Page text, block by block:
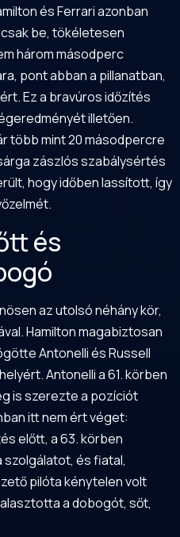
és Ferrari azonban
be, tökéletesen
három másodperc
pont abban a pillanatban,
Ez a bravúros időzítés
illetően.
több mint 20 másodpercre
zászlós szabálysértés
hogy időben lassított, így
és
az utolsó néhány kör,
Hamilton magabiztosan
Antonelli és Russell
Antonelli a 61. körben
is szerezte a pozíciót
itt nem ért véget:
előtt, a 63. körben
szolgálatot, és fiatal,
pilóta kénytelen volt
a dobogót, sőt,